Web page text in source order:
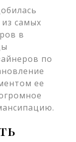
самых
в
по
ее